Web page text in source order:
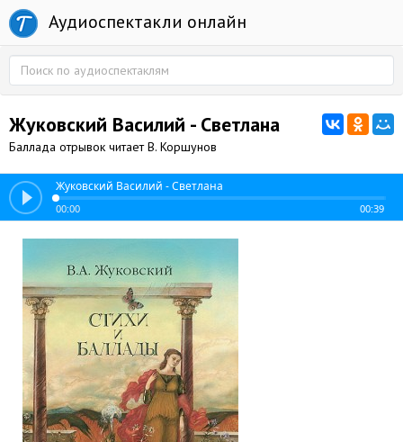
Аудиоспектакли онлайн
Жуковский Василий - Светлана
Баллада отрывок читает В. Коршунов
Жуковский Василий - Светлана
00:00 00:39